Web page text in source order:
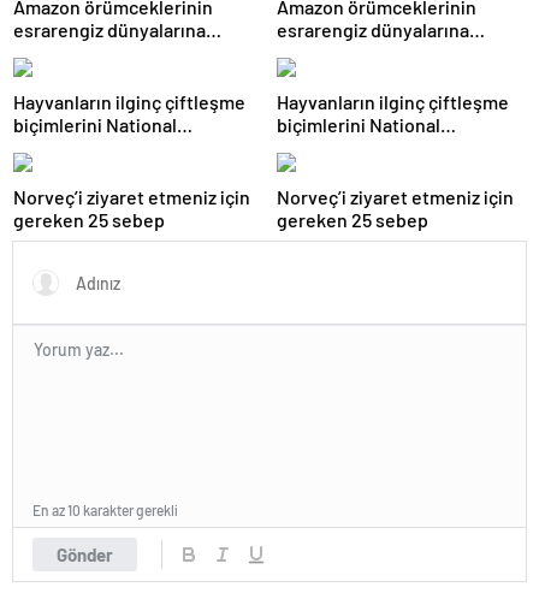
Amazon örümceklerinin
esrarengiz dünyalarına
Amazon örümceklerinin
esrarengiz dünyalarına
Hayvanların ilginç çiftleşme
biçimlerini National
Hayvanların ilginç çiftleşme
biçimlerini National
Norveç’i ziyaret etmeniz için
gereken 25 sebep
Norveç’i ziyaret etmeniz için
gereken 25 sebep
Gönder
En az 10 karakter gerekli